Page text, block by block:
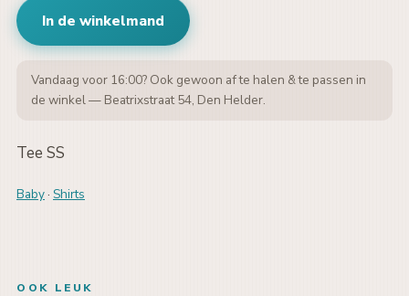
In de winkelmand
Vandaag voor 16:00? Ook gewoon af te halen & te passen in
de winkel — Beatrixstraat 54, Den Helder.
Tee SS
Baby· Shirts
OOK LEUK